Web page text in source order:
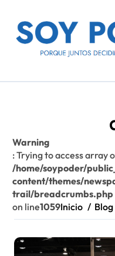
contenido
Warning
: Trying to access array
/home/soypoder/
content/themes/
trail/breadcrumbs.php
on line1059Inicio Blog